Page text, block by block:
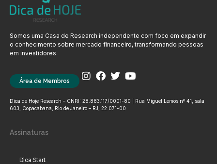
Somos uma Casa de Research independente com foco em expandir
o conhecimento sobre mercado financeiro, transformando pessoas
em investidores
Área de Membros
Dica de Hoje Research – CNPJ: 28.883.117/0001-80 | Rua Miguel Lemos nº 41, sala
603, Copacabana, Rio de Janeiro – RJ, 22.071-00
Assinaturas
Dica Start